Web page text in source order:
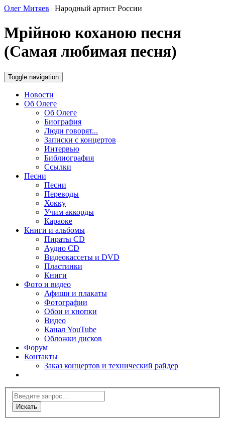
Олег Митяев | Народный артист России
Мрiйною коханою песня
(Самая любимая песня)
Toggle navigation
Новости
Об Олеге
Об Олеге
Биография
Люди говорят...
Записки с концертов
Интервью
Библиография
Ссылки
Песни
Песни
Переводы
Хокку
Учим аккорды
Караоке
Книги и альбомы
Пираты CD
Аудио CD
Видеокассеты и DVD
Пластинки
Книги
Фото и видео
Афиши и плакаты
Фотографии
Обои и кнопки
Видео
Канал YouTube
Обложки дисков
Форум
Контакты
Заказ концертов и технический райдер
Искать